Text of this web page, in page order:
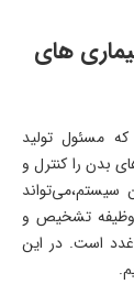
های
مسئول تولید
بدن را کنترل و
سیستم،می‌تواند
تشخیص و
است. در این